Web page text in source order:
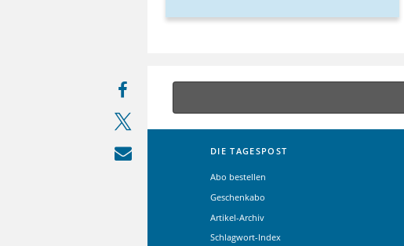
DIE TAGESPOST
Abo bestellen
Geschenkabo
Artikel-Archiv
Schlagwort-Index